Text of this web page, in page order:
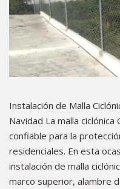
Instalación de Malla
Navidad La malla ciclónica
confiable para la
residenciales. En esta
instalación de malla
marco superior, alambre